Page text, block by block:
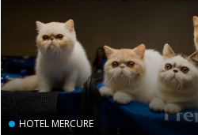
HOTEL MERCURE